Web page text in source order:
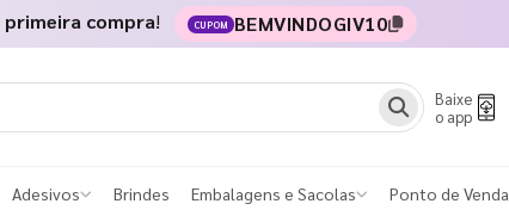
primeira compra! CUPOM BEMVINDOGIV10
Baixe
o app
Adesivos Brindes Embalagens e Sacolas Ponto de Venda